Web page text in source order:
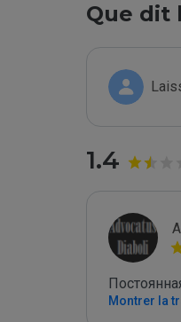
Que dit
1.4
Montrer la